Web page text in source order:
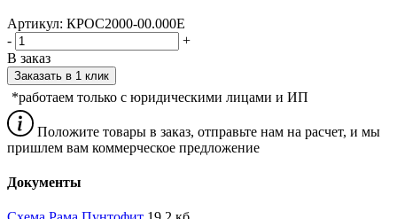
Артикул: КРОС2000-00.000Е
-
+
В заказ
Заказать в 1 клик
*работаем только с юридическими лицами и ИП
Положите товары в заказ, отправьте нам на расчет, и мы
пришлем вам коммерческое предложение
Документы